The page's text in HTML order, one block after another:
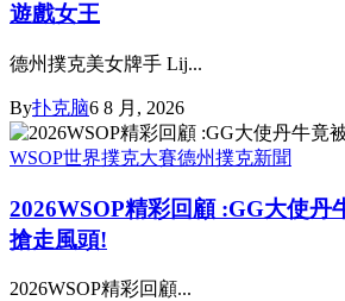
遊戲女王
德州撲克美女牌手 Lij...
By扑克脑6 8 月, 2026
WSOP世界撲克大賽德州撲克新聞
2026WSOP精彩回顧 :GG大使丹
搶走風頭!
2026WSOP精彩回顧...